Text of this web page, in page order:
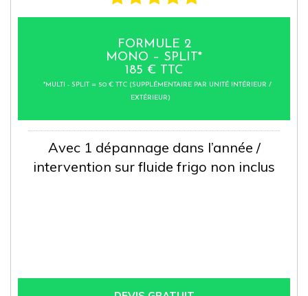
FORMULE 2
MONO – SPLIT*
185 € TTC
*MULTI - SPLIT = 50 € TTC (SUPPLÉMENTAIRE PAR UNITÉ INTÉRIEUR /
EXTÉRIEUR)
Avec 1 dépannage dans l’année /
intervention sur fluide frigo non inclus